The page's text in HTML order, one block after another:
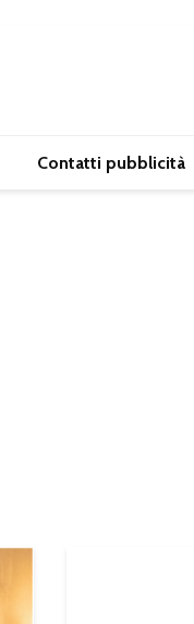
Contatti pubblicità